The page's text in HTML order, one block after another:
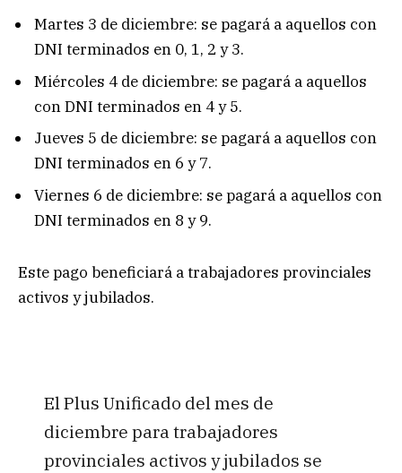
Martes 3 de diciembre: se pagará a aquellos con
DNI terminados en 0, 1, 2 y 3.
Miércoles 4 de diciembre: se pagará a aquellos
con DNI terminados en 4 y 5.
Jueves 5 de diciembre: se pagará a aquellos con
DNI terminados en 6 y 7.
Viernes 6 de diciembre: se pagará a aquellos con
DNI terminados en 8 y 9.
Este pago beneficiará a trabajadores provinciales
activos y jubilados.
El Plus Unificado del mes de
diciembre para trabajadores
provinciales activos y jubilados se